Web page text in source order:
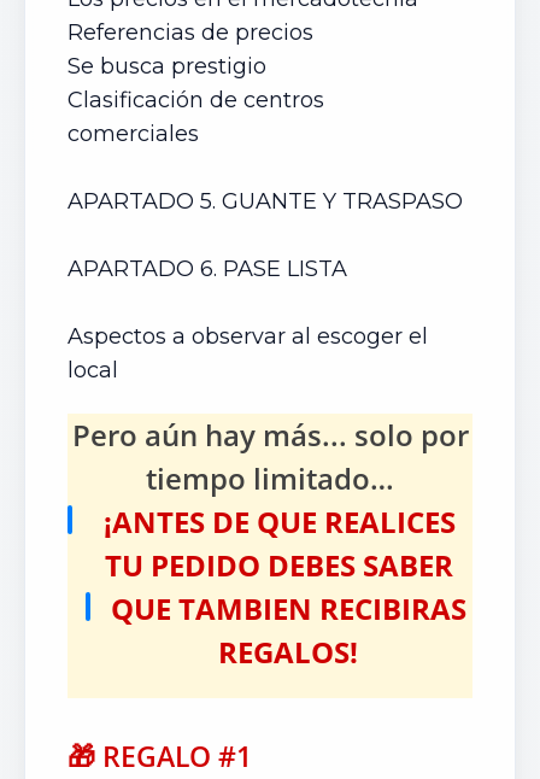
Referencias de precios
Se busca prestigio
Clasificación de centros
comerciales
APARTADO 5. GUANTE Y TRASPASO
APARTADO 6. PASE LISTA
Aspectos a observar al escoger el
local
Pero aún hay más... solo por
tiempo limitado…
¡ANTES DE QUE REALICES
TU PEDIDO DEBES SABER
QUE TAMBIEN RECIBIRAS
REGALOS!
🎁 REGALO #1